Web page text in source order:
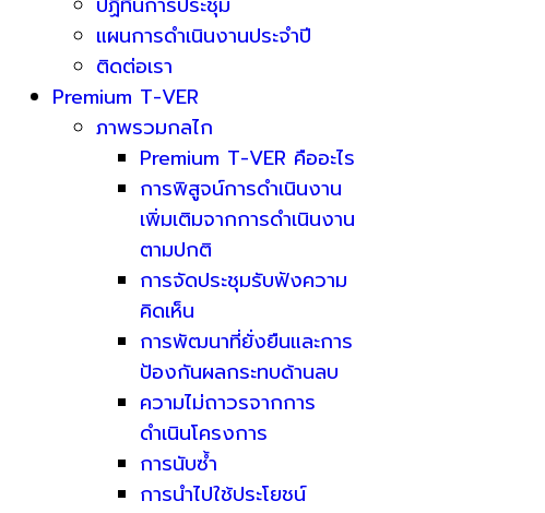
แผนการดำเนินงานประจำปี
ติดต่อเรา
Premium T-VER
ภาพรวมกลไก
Premium T-VER คืออะไร
การพิสูจน์การดำเนินงาน
เพิ่มเติมจากการดำเนินงาน
ตามปกติ
การจัดประชุมรับฟังความ
คิดเห็น
การพัฒนาที่ยั่งยืนและการ
ป้องกันผลกระทบด้านลบ
ความไม่ถาวรจากการ
ดำเนินโครงการ
การนับซ้ำ
การนำไปใช้ประโยชน์